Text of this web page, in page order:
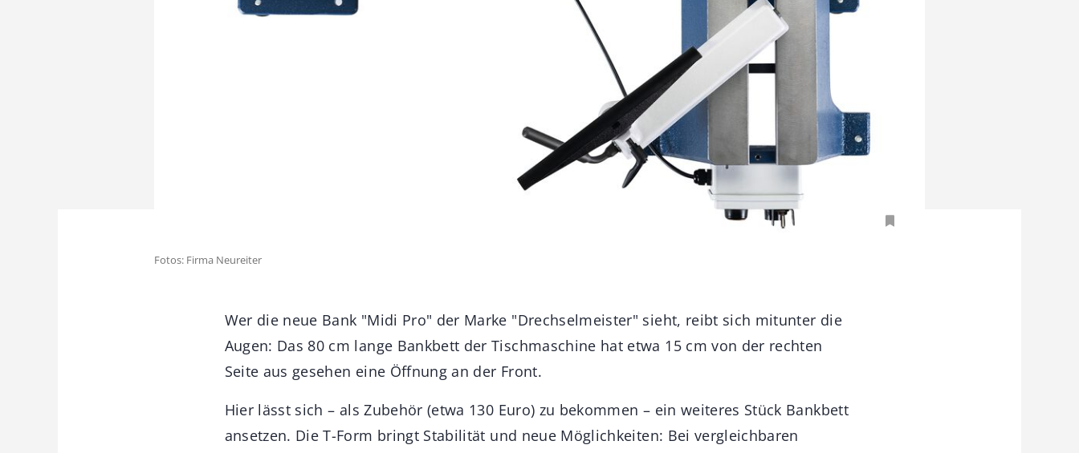
Fotos: Firma Neureiter
Wer die neue Bank "Midi Pro" der Marke "Drechselmeister" sieht, reibt sich mitunter die
Augen: Das 80 cm lange Bankbett der Tischmaschine hat etwa 15 cm von der rechten
Seite aus gesehen eine Öffnung an der Front.
Hier lässt sich – als Zubehör (etwa 130 Euro) zu bekommen – ein weiteres Stück Bankbett
ansetzen. Die T-Form bringt Stabilität und neue Möglichkeiten: Bei vergleichbaren